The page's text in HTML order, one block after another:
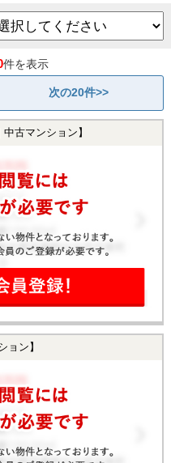
件を表示
次の20件>>
古マンション】
ョン】